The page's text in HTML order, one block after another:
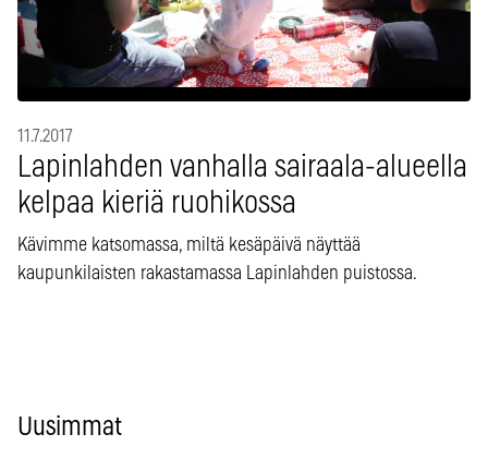
11.7.2017
Lapinlahden vanhalla sairaala-alueella
kelpaa kieriä ruohikossa
Kävimme katsomassa, miltä kesäpäivä näyttää
kaupunkilaisten rakastamassa Lapinlahden puistossa.
Uusimmat